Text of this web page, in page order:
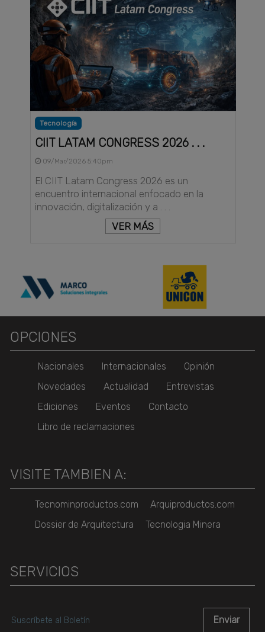
Tecnología
CIIT LATAM CONGRESS 2026 . . .
09/Mar/2026 5:40pm
El CIIT Latam Congress 2026 es un
encuentro internacional enfocado en la
innovación, digitalización y a . . .
VER MÁS
OPCIONES
Nacionales Internacionales
Opinión
Novedades
Actualidad
Entrevistas
Ediciones
Eventos
Contacto
Libro de reclamaciones
VISITE TAMBIEN A:
Tecnominproductos.com
Arquiproductos.com
Dossier de Arquitectura
Tecnologia Minera
SERVICIOS